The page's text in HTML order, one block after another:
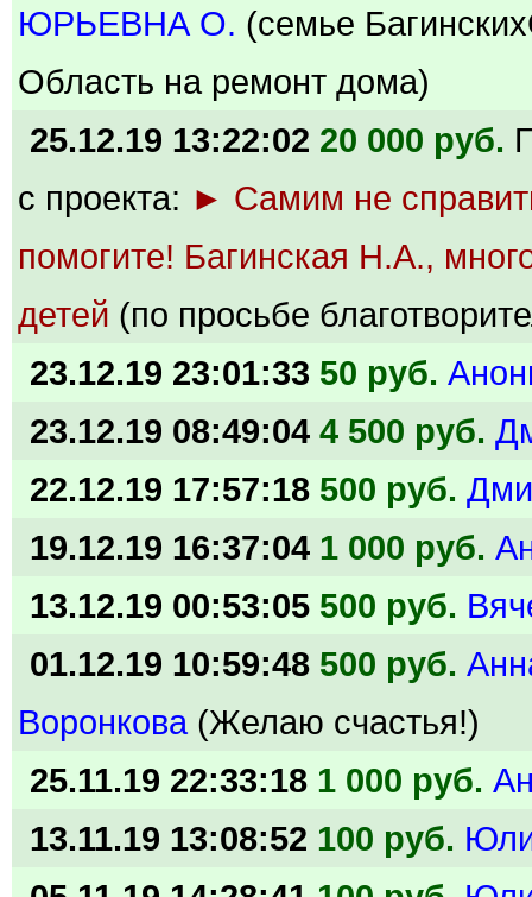
ЮРЬЕВНА О. (семье
Область на ремонт дома)
25.12.19 13:22:02 20 000 руб.
с проекта: ► Самим не
помогите! Багинская Н.А.,
детей (по просьбе
23.12.19 23:01:33 50 руб.
23.12.19 08:49:04 4 500 руб.
22.12.19 17:57:18 500 руб.
19.12.19 16:37:04 1 000 руб.
13.12.19 00:53:05 500 руб.
01.12.19 10:59:48 500 руб.
Воронкова (Желаю счастья!)
25.11.19 22:33:18 1 000 руб.
13.11.19 13:08:52 100 руб.